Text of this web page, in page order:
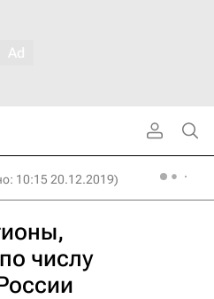
10:15 20.12.2019)
числу